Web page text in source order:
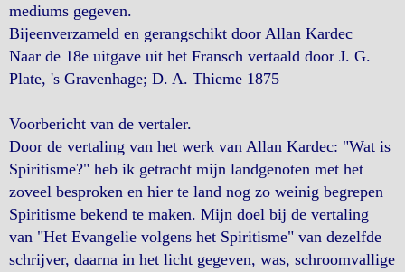
mediums gegeven.
Bijeenverzameld en gerangschikt door Allan Kardec
Naar de 18e uitgave uit het Fransch vertaald door J. G.
Plate, 's Gravenhage; D. A. Thieme 1875
Voorbericht van de vertaler.
Door de vertaling van het werk van Allan Kardec: "Wat is
Spiritisme?" heb ik getracht mijn landgenoten met het
zoveel besproken en hier te land nog zo weinig begrepen
Spiritisme bekend te maken. Mijn doel bij de vertaling
van "Het Evangelie volgens het Spiritisme" van dezelfde
schrijver, daarna in het licht gegeven, was, schroomvallige